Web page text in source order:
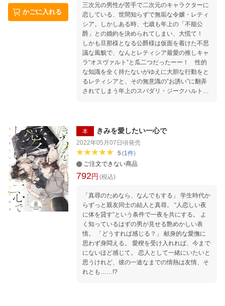
かごに入れる
三次元の男性が苦手で二次元のキャラクターに
恋している、世間知らずで無垢な令嬢・レティ
シア。しかしある時、七歳も年上の「不能公
爵」との婚約を決められてしまい、大慌て！
しかも旦那様となる公爵様は仮面を着けた不思
議な風貌で、なんとレティシア最愛の推しキャ
ラ“オスヴァルト”と瓜二つだったーー！ 性的
な知識を全く持たないがゆえに大胆な行動をと
るレティシアと、その無意識の”お誘い”に翻弄
されてしまう年上のスパダリ・ジークハルト
どどこまでもピュア!? な異世界官能ラブファ
ンタジー！
本 きみを愛したい一心で
2022年05月07日頃発売
5(1 件)
ご注文できない商品
792円 (税込)
「真尋のためなら、なんでもする」 学生時代か
らずっと親友同士の結人と真尋。 “人恋しい夜
に体を貸す”という条件で一夜を共にする。 よ
く知っているはずの男が見せる艶めかしい表
情。 「どうすれば感じる？」 献身的な愛撫に
思わず身悶える。 愛楔を受け入れれば、今まで
にないほど感じて。 恋人として一緒にいたいと
思うけれど、彼の一途なまでの情熱は友情、そ
れとも……!?